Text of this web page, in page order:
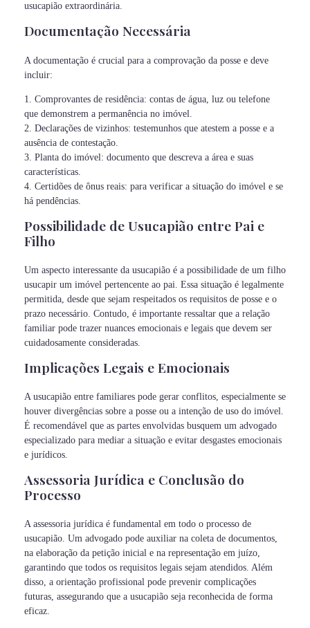
usucapião extraordinária.
Documentação Necessária
A documentação é crucial para a comprovação da posse e deve
incluir:
1. Comprovantes de residência: contas de água, luz ou telefone
que demonstrem a permanência no imóvel.
2. Declarações de vizinhos: testemunhos que atestem a posse e a
ausência de contestação.
3. Planta do imóvel: documento que descreva a área e suas
características.
4. Certidões de ônus reais: para verificar a situação do imóvel e se
há pendências.
Possibilidade de Usucapião entre Pai e
Filho
Um aspecto interessante da usucapião é a possibilidade de um filho
usucapir um imóvel pertencente ao pai. Essa situação é legalmente
permitida, desde que sejam respeitados os requisitos de posse e o
prazo necessário. Contudo, é importante ressaltar que a relação
familiar pode trazer nuances emocionais e legais que devem ser
cuidadosamente consideradas.
Implicações Legais e Emocionais
A usucapião entre familiares pode gerar conflitos, especialmente se
houver divergências sobre a posse ou a intenção de uso do imóvel.
É recomendável que as partes envolvidas busquem um advogado
especializado para mediar a situação e evitar desgastes emocionais
e jurídicos.
Assessoria Jurídica e Conclusão do
Processo
A assessoria jurídica é fundamental em todo o processo de
usucapião. Um advogado pode auxiliar na coleta de documentos,
na elaboração da petição inicial e na representação em juízo,
garantindo que todos os requisitos legais sejam atendidos. Além
disso, a orientação profissional pode prevenir complicações
futuras, assegurando que a usucapião seja reconhecida de forma
eficaz.